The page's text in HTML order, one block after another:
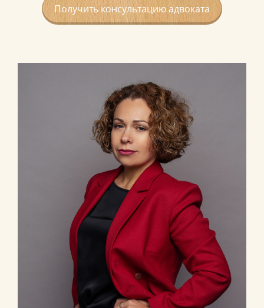
Получить консультациюадвоката